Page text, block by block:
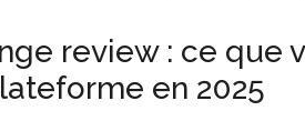
review : ce que
en 2025